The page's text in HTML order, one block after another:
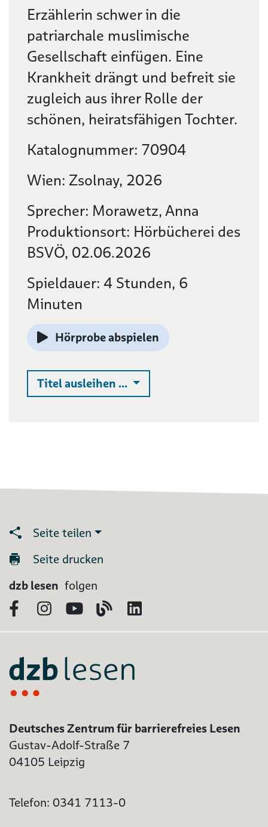
Erzählerin schwer in die
patriarchale muslimische
Gesellschaft einfügen. Eine
Krankheit drängt und befreit sie
zugleich aus ihrer Rolle der
schönen, heiratsfähigen Tochter.
Katalognummer: 70904
Wien: Zsolnay, 2026
Sprecher: Morawetz, Anna
Produktionsort: Hörbücherei des
BSVÖ, 02.06.2026
Spieldauer: 4 Stunden, 6
Minuten
Hörprobe abspielen
Titel ausleihen ... Auswahlliste ausklappen
Seite teilen
Seite drucken
dzb lesen folgen
FacebookInstagram
YouTubeBlog
Deutsches Zentrum für barrierefreies Lesen
Gustav-Adolf-Straße 7
04105 Leipzig
Telefon: 0341 7113-0